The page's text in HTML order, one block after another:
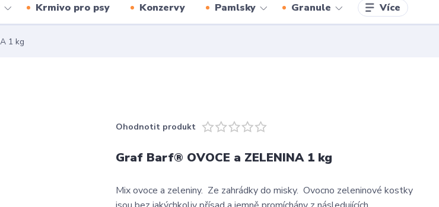
Krmivo pro psy Konzervy Pamlsky Granule Více
1 kg
Ohodnotit produkt
Graf Barf® OVOCE a ZELENINA 1 kg
Mix ovoce a zeleniny. Ze zahrádky do misky. Ovocno zeleninové kostky